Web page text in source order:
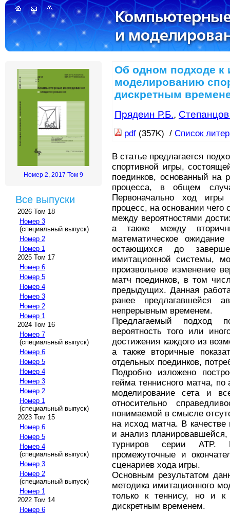
Номер 2, 2017 Том 9
Все выпуски
2026 Том 18
Номер 3
(специальный выпуск)
Номер 2
Номер 1
2025 Том 17
Номер 6
Номер 5
Номер 4
Номер 3
Номер 2
Номер 1
2024 Том 16
Номер 7
(специальный выпуск)
Номер 6
Номер 5
Номер 4
Номер 3
Номер 2
Номер 1
(специальный выпуск)
2023 Том 15
Номер 6
Номер 5
Номер 4
(специальный выпуск)
Номер 3
Номер 2
(специальный выпуск)
Номер 1
2022 Том 14
Номер 6
Об одном подходе к
моделированию
дискретным
Прядеин Р.Б.,
pdf (357K) / Список
В статье предлагается
спортивной игры,
поединков, основанный на
процесса, в общем
Первоначально ход игры
процесс, на основании чего
между вероятностями
а также между
математическое
остающихся до
имитационной системы,
произвольное изменение
матч поединков, в том
предыдущих. Данная
ранее предлагавшейся
непрерывным временем.
Предлагаемый подход
вероятность того или
достижения каждого из
а также вторичные
отдельных поединков,
Подробно изложено
гейма теннисного матча, по
моделирование сета и
относительно
понимаемой в смысле
на исход матча. В
и анализ
турниров серии ATP.
промежуточные и
сценариев хода игры.
Основным результатом
методика имитационного
только к теннису, но и
дискретным временем.